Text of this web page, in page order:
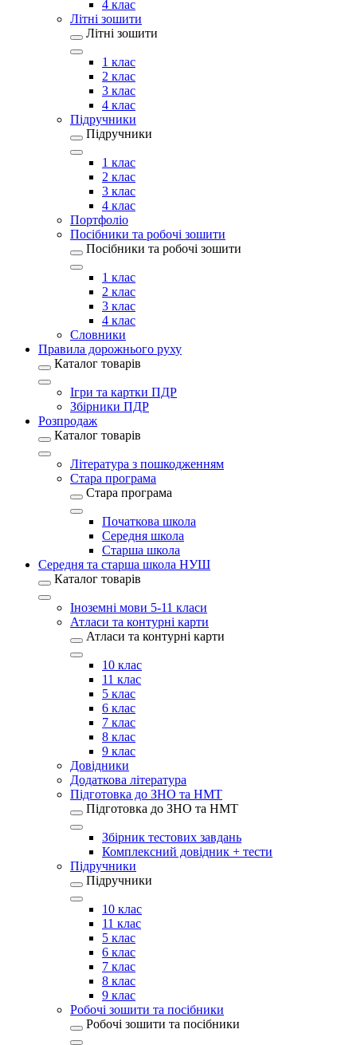
4 клас
Літні зошити
Літні зошити
1 клас
2 клас
3 клас
4 клас
Підручники
Підручники
1 клас
2 клас
3 клас
4 клас
Портфоліо
Посібники та робочі зошити
Посібники та робочі зошити
1 клас
2 клас
3 клас
4 клас
Словники
Правила дорожнього руху
Каталог товарів
Ігри та картки ПДР
Збірники ПДР
Розпродаж
Каталог товарів
Література з пошкодженням
Стара програма
Стара програма
Початкова школа
Середня школа
Старша школа
Середня та старша школа НУШ
Каталог товарів
Іноземні мови 5-11 класи
Атласи та контурні карти
Атласи та контурні карти
10 клас
11 клас
5 клас
6 клас
7 клас
8 клас
9 клас
Довідники
Додаткова література
Підготовка до ЗНО та НМТ
Підготовка до ЗНО та НМТ
Збірник тестових завдань
Комплексний довідник + тести
Підручники
Підручники
10 клас
11 клас
5 клас
6 клас
7 клас
8 клас
9 клас
Робочі зошити та посібники
Робочі зошити та посібники